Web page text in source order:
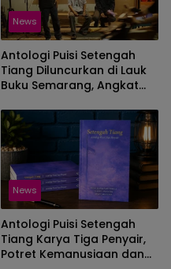
News
Antologi Puisi Setengah
Tiang Diluncurkan di Lauk
Buku Semarang, Angkat
News
Antologi Puisi Setengah
Tiang Karya Tiga Penyair,
Potret Kemanusiaan dan